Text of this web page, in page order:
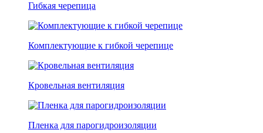
Гибкая черепица
Комплектующие к гибкой черепице
Кровельная вентиляция
Пленка для парогидроизоляции